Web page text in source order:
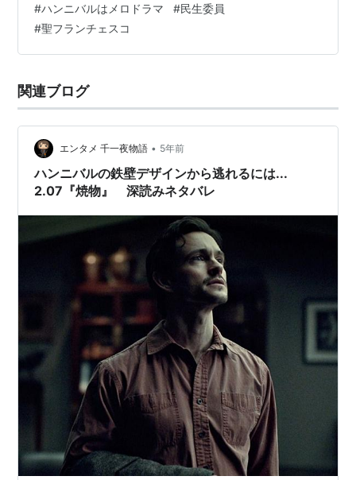
#ハンニバルはメロドラマ #民生委員
#聖フランチェスコ
関連ブログ
エンタメ 千一夜物語 • 5年前
ハンニバルの鉄壁デザインから逃れるには...
2.07『焼物』 深読みネタバレ